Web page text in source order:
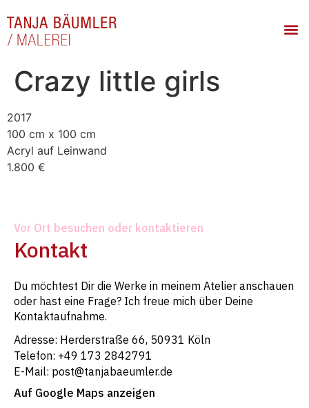
Crazy little girls
2017
100 cm x 100 cm
Acryl auf Leinwand
1.800 €
Vor Ort besuchen oder kontaktieren
Kontakt
Du möchtest Dir die Werke in meinem Atelier anschauen
oder hast eine Frage? Ich freue mich über Deine
Kontaktaufnahme.
Adresse: Herderstraße 66, 50931 Köln
Telefon: +49 173 2842791
E-Mail: post@tanjabaeumler.de
Auf Google Maps anzeigen